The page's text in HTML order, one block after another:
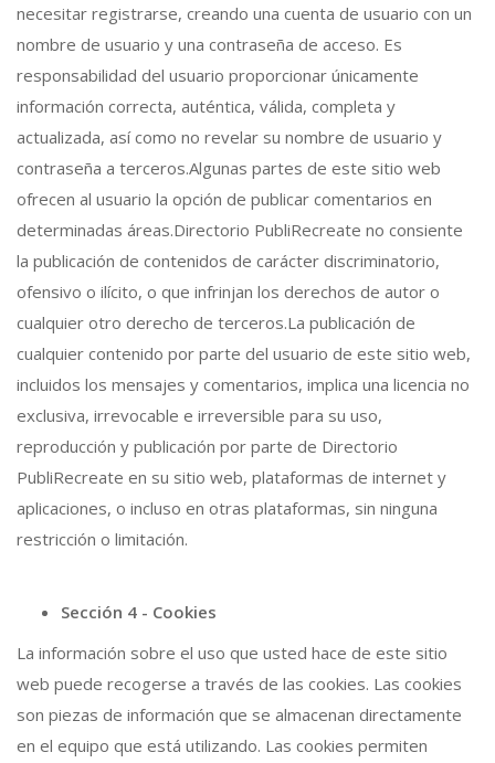
necesitar registrarse, creando una cuenta de usuario con un
nombre de usuario y una contraseña de acceso. Es
responsabilidad del usuario proporcionar únicamente
información correcta, auténtica, válida, completa y
actualizada, así como no revelar su nombre de usuario y
contraseña a terceros.Algunas partes de este sitio web
ofrecen al usuario la opción de publicar comentarios en
determinadas áreas.Directorio PubliRecreate no consiente
la publicación de contenidos de carácter discriminatorio,
ofensivo o ilícito, o que infrinjan los derechos de autor o
cualquier otro derecho de terceros.La publicación de
cualquier contenido por parte del usuario de este sitio web,
incluidos los mensajes y comentarios, implica una licencia no
exclusiva, irrevocable e irreversible para su uso,
reproducción y publicación por parte de Directorio
PubliRecreate en su sitio web, plataformas de internet y
aplicaciones, o incluso en otras plataformas, sin ninguna
restricción o limitación.
Sección 4 - Cookies
La información sobre el uso que usted hace de este sitio
web puede recogerse a través de las cookies. Las cookies
son piezas de información que se almacenan directamente
en el equipo que está utilizando. Las cookies permiten